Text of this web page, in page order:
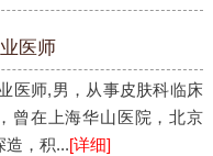
医师
医师,男，从事皮肤科临床
曾在上海华山医院，北京
造，积...[详细]